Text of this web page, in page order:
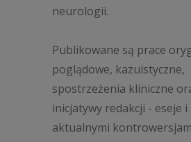
neurologii.
Publikowane są prace
poglądowe, kazuistyczne,
spostrzeżenia kliniczne
inicjatywy redakcji - eseje
aktualnymi